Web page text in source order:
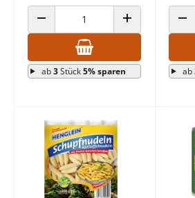
ANZAHL VERRINGERN ANZAHL
ab3Stück5% sparen ab